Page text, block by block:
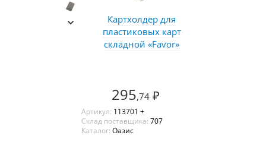
Картхолдер для
пластиковых карт
складной «Favor»
295,74 ₽
Артикул: 113701 +
Склад поставщика: 707
Каталог: Оазис